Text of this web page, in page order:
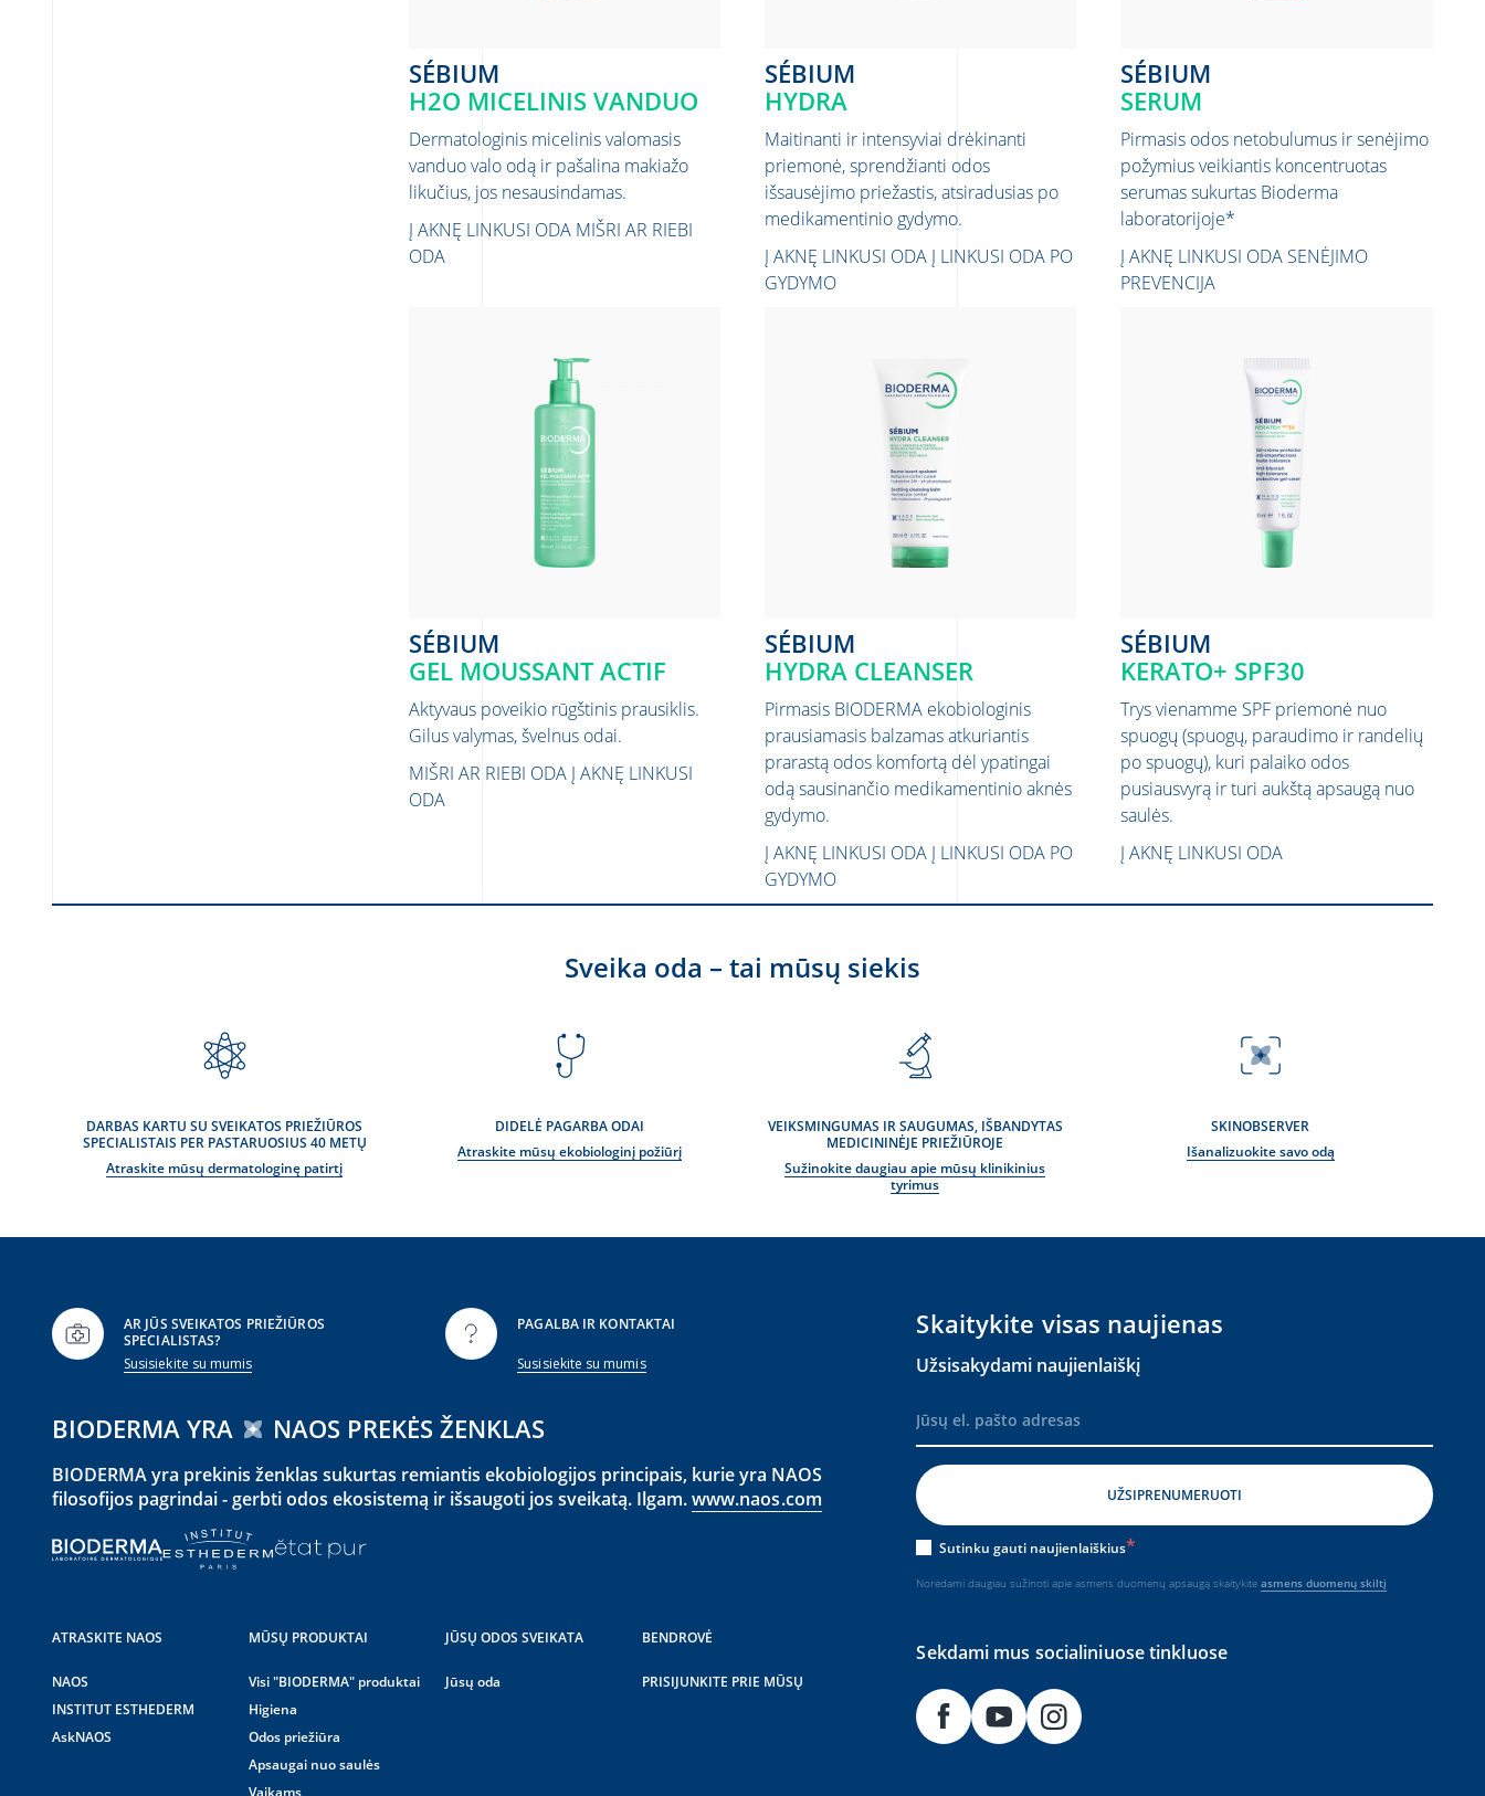
SÉBIUM
H2O MICELINIS VANDUO
Dermatologinis micelinis valomasis
vanduo valo odą ir pašalina makiažo
likučius, jos nesausindamas.
Į AKNĘ LINKUSI ODA MIŠRI AR RIEBI
ODA
SÉBIUM
HYDRA
Maitinanti ir intensyviai drėkinanti
priemonė, sprendžianti odos
išsausėjimo priežastis, atsiradusias po
medikamentinio gydymo.
Į AKNĘ LINKUSI ODA Į LINKUSI ODA PO
GYDYMO
SÉBIUM
SERUM
Pirmasis odos netobulumus ir senėjimo
požymius veikiantis koncentruotas
serumas sukurtas Bioderma
laboratorijoje*
Į AKNĘ LINKUSI ODA SENĖJIMO
PREVENCIJA
SÉBIUM
GEL MOUSSANT ACTIF
Aktyvaus poveikio rūgštinis prausiklis.
Gilus valymas, švelnus odai.
MIŠRI AR RIEBI ODA Į AKNĘ LINKUSI
ODA
SÉBIUM
HYDRA CLEANSER
Pirmasis BIODERMA ekobiologinis
prausiamasis balzamas atkuriantis
prarastą odos komfortą dėl ypatingai
odą sausinančio medikamentinio aknės
gydymo.
Į AKNĘ LINKUSI ODA Į LINKUSI ODA PO
GYDYMO
SÉBIUM
KERATO+ SPF30
Trys vienamme SPF priemonė nuo
spuogų (spuogų, paraudimo ir randelių
po spuogų), kuri palaiko odos
pusiausvyrą ir turi aukštą apsaugą nuo
saulės.
Į AKNĘ LINKUSI ODA
Sveika oda – tai mūsų siekis
DARBAS KARTU SU SVEIKATOS PRIEŽIŪROS
SPECIALISTAIS PER PASTARUOSIUS 40 METŲ
Atraskite mūsų dermatologinę patirtį
DIDELĖ PAGARBA ODAI
Atraskite mūsų ekobiologinį požiūrį
VEIKSMINGUMAS IR SAUGUMAS, IŠBANDYTAS
MEDICININĖJE PRIEŽIŪROJE
Sužinokite daugiau apie mūsų klinikinius
tyrimus
SKINOBSERVER
Išanalizuokite savo odą
AR JŪS SVEIKATOS PRIEŽIŪROS
SPECIALISTAS?
Susisiekite su mumis
PAGALBA IR KONTAKTAI
Susisiekite su mumis
Skaitykite visas naujienas
Užsisakydami naujienlaiškį
Sutinku gauti naujienlaiškius
Norėdami daugiau sužinoti apie asmens duomenų apsaugą skaitykiteasmens duomenų skiltį
Sekdami mus socialiniuose tinkluose
BIODERMA YRA NAOS PREKĖS ŽENKLAS
BIODERMA yra prekinis ženklas sukurtas remiantis ekobiologijos principais, kurie yra NAOS
filosofijos pagrindai - gerbti odos ekosistemą ir išsaugoti jos sveikatą. Ilgam.www.naos.com
ATRASKITE NAOS
NAOS
INSTITUT ESTHEDERM
AskNAOS
MŪSŲ PRODUKTAI
Visi "BIODERMA" produktai
Higiena
Odos priežiūra
Apsaugai nuo saulės
Vaikams
JŪSŲ ODOS SVEIKATA
Jūsų oda
BENDROVĖ
PRISIJUNKITE PRIE MŪSŲ